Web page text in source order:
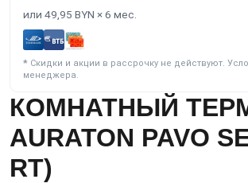
или 49,95 BYN × 6 мес.
* Скидки и акции в рассрочку не действуют.
менеджера.
КОМНАТНЫЙ
AURATON PAVO
RT)